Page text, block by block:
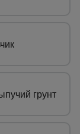
грунт